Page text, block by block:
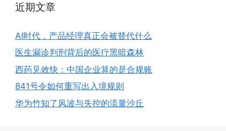
近期文章
AI时代，产品经理真正会被替代什么
医生漏诊判刑背后的医疗黑暗森林
西药见效快：中国企业算的是合规账
841号令如何重写出入境规则
华为竹知了风波与失控的流量沙丘